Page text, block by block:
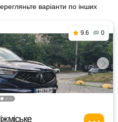
варіанти по інших
9.6 0